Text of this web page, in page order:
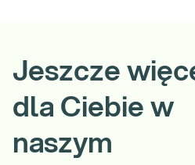
Jeszcze
dla Ciebie w
naszym